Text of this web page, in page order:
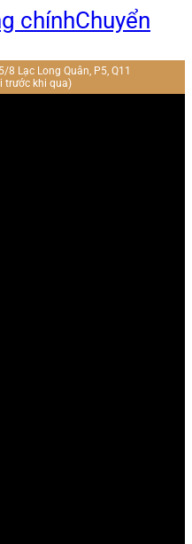
chínhChuyển
Lạc Long Quân, P5, Q11
trước khi qua)